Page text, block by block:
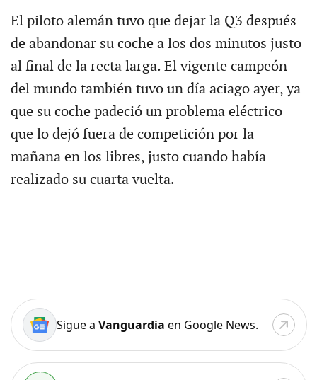
El piloto alemán tuvo que dejar la Q3 después
de abandonar su coche a los dos minutos justo
al final de la recta larga. El vigente campeón
del mundo también tuvo un día aciago ayer, ya
que su coche padeció un problema eléctrico
que lo dejó fuera de competición por la
mañana en los libres, justo cuando había
realizado su cuarta vuelta.
Sigue a Vanguardia en Google News.